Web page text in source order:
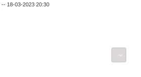
-- 18-03-2023 20:30